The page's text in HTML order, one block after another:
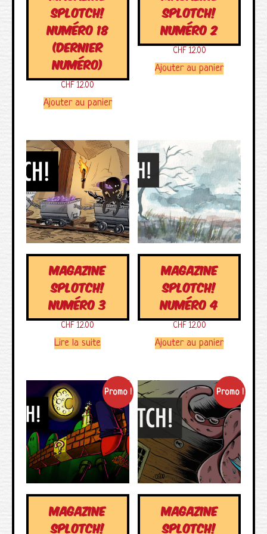
SPLOTCH!
NUMÉRO 18
(DERNIER
NUMÉRO)
CHF 12.00
Ajouter au panier
SPLOTCH!
NUMÉRO 2
CHF 12.00
Ajouter au panier
MAGAZINE
SPLOTCH!
NUMÉRO 3
CHF 12.00
Lire la suite
MAGAZINE
SPLOTCH!
NUMÉRO 4
CHF 12.00
Ajouter au panier
Promo !
MAGAZINE
SPLOTCH!
Promo !
MAGAZINE
SPLOTCH!